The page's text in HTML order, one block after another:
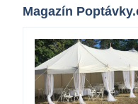
Magazín